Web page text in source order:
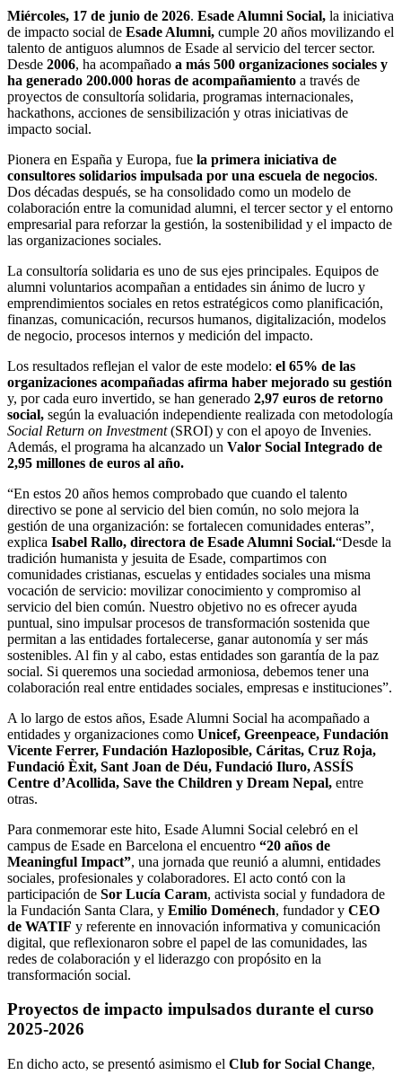
Miércoles, 17 de junio de 2026. Esade Alumni Social, la iniciativa
de impacto social de Esade Alumni, cumple 20 años movilizando el
talento de antiguos alumnos de Esade al servicio del tercer sector.
Desde 2006, ha acompañado a más 500 organizaciones sociales y
ha generado 200.000 horas de acompañamiento a través de
proyectos de consultoría solidaria, programas internacionales,
hackathons, acciones de sensibilización y otras iniciativas de
impacto social.
Pionera en España y Europa, fue la primera iniciativa de
consultores solidarios impulsada por una escuela de negocios.
Dos décadas después, se ha consolidado como un modelo de
colaboración entre la comunidad alumni, el tercer sector y el entorno
empresarial para reforzar la gestión, la sostenibilidad y el impacto de
las organizaciones sociales.
La consultoría solidaria es uno de sus ejes principales. Equipos de
alumni voluntarios acompañan a entidades sin ánimo de lucro y
emprendimientos sociales en retos estratégicos como planificación,
finanzas, comunicación, recursos humanos, digitalización, modelos
de negocio, procesos internos y medición del impacto.
Los resultados reflejan el valor de este modelo: el 65% de las
organizaciones acompañadas afirma haber mejorado su gestión
y, por cada euro invertido, se han generado 2,97 euros de retorno
social, según la evaluación independiente realizada con metodología
Social Return on Investment(SROI) y con el apoyo de Invenies.
Además, el programa ha alcanzado un Valor Social Integrado de
2,95 millones de euros al año.
“En estos 20 años hemos comprobado que cuando el talento
directivo se pone al servicio del bien común, no solo mejora la
gestión de una organización: se fortalecen comunidades enteras”,
explica Isabel Rallo, directora de Esade Alumni Social.“Desde la
tradición humanista y jesuita de Esade, compartimos con
comunidades cristianas, escuelas y entidades sociales una misma
vocación de servicio: movilizar conocimiento y compromiso al
servicio del bien común. Nuestro objetivo no es ofrecer ayuda
puntual, sino impulsar procesos de transformación sostenida que
permitan a las entidades fortalecerse, ganar autonomía y ser más
sostenibles. Al fin y al cabo, estas entidades son garantía de la paz
social. Si queremos una sociedad armoniosa, debemos tener una
colaboración real entre entidades sociales, empresas e instituciones”.
A lo largo de estos años, Esade Alumni Social ha acompañado a
entidades y organizaciones como Unicef, Greenpeace, Fundación
Vicente Ferrer, Fundación Hazloposible, Cáritas, Cruz Roja,
Fundació Èxit, Sant Joan de Déu, Fundació Iluro, ASSÍS
Centre d’Acollida, Save the Children y Dream Nepal, entre
otras.
Para conmemorar este hito, Esade Alumni Social celebró en el
campus de Esade en Barcelona el encuentro “20 años de
Meaningful Impact”, una jornada que reunió a alumni, entidades
sociales, profesionales y colaboradores. El acto contó con la
participación de Sor Lucía Caram, activista social y fundadora de
la Fundación Santa Clara, y Emilio Doménech, fundador y CEO
de WATIF y referente en innovación informativa y comunicación
digital, que reflexionaron sobre el papel de las comunidades, las
redes de colaboración y el liderazgo con propósito en la
transformación social.
Proyectos de impacto impulsados durante el curso
2025-2026
En dicho acto, se presentó asimismo el Club for Social Change,